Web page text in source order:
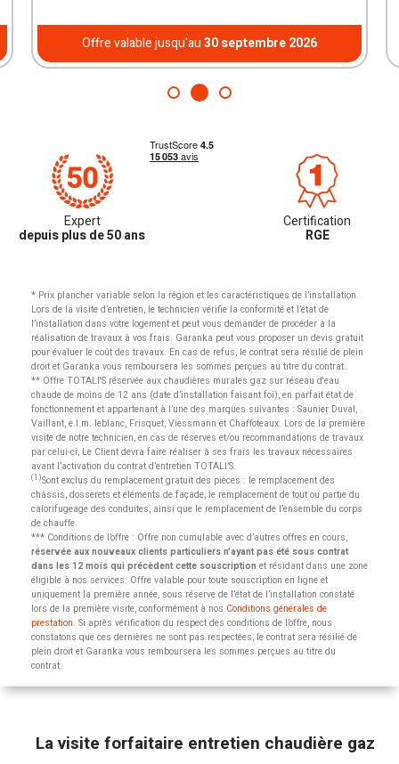
Offre valable jusqu'au30 septembre 2026
Expert
depuis plus de 50 ans
Certification
RGE
* Prix plancher variable selon la région et les caractéristiques de l’installation.
Lors de la visite d’entretien, le technicien vérifie la conformité et l’état de
l’installation dans votre logement et peut vous demander de procéder à la
réalisation de travaux à vos frais. Garanka peut vous proposer un devis gratuit
pour évaluer le coût des travaux. En cas de refus, le contrat sera résilié de plein
droit et Garanka vous remboursera les sommes perçues au titre du contrat.
** Offre TOTALI'S réservée aux chaudières murales gaz sur réseau d'eau
chaude de moins de 12 ans (date d’installation faisant foi), en parfait état de
fonctionnement et appartenant à l’une des marques suivantes : Saunier Duval,
Vaillant, e.l.m. leblanc, Frisquet, Viessmann et Chaffoteaux. Lors de la première
visite de notre technicien, en cas de réserves et/ou recommandations de travaux
par celui-ci, Le Client devra faire réaliser à ses frais les travaux nécessaires
avant l’activation du contrat d’entretien TOTALI’S.
(1)Sont exclus du remplacement gratuit des pièces : le remplacement des
châssis, dosserets et éléments de façade, le remplacement de tout ou partie du
calorifugeage des conduites, ainsi que le remplacement de l’ensemble du corps
de chauffe.
*** Conditions de l’offre : Offre non cumulable avec d’autres offres en cours,
réservée aux nouveaux clients particuliers n’ayant pas été sous contrat
dans les 12 mois qui précèdent cette souscription et résidant dans une zone
éligible à nos services. Offre valable pour toute souscription en ligne et
uniquement la première année, sous réserve de l’état de l’installation constaté
lors de la première visite, conformément à nos Conditions générales de
prestation. Si après vérification du respect des conditions de l’offre, nous
constatons que ces dernières ne sont pas respectées, le contrat sera résilié de
plein droit et Garanka vous remboursera les sommes perçues au titre du
contrat.
La visite forfaitaire entretien chaudière gaz